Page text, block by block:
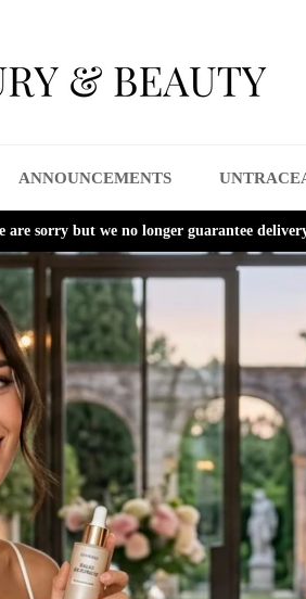
ANNOUNCEMENTS
are sorry but we no longer guarantee